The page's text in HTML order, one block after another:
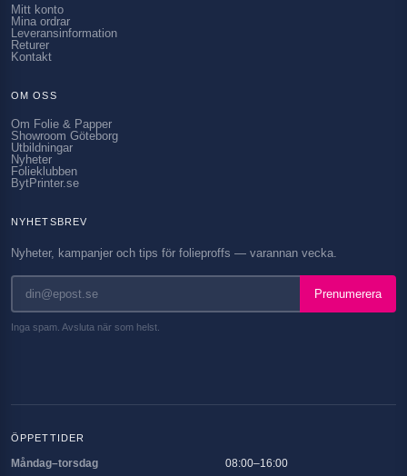
Mitt konto
Mina ordrar
Leveransinformation
Returer
Kontakt
OM OSS
Om Folie & Papper
Showroom Göteborg
Utbildningar
Nyheter
Folieklubben
BytPrinter.se
NYHETSBREV
Nyheter, kampanjer och tips för folieproffs — varannan vecka.
Prenumerera
Inga spam. Avsluta när som helst.
ÖPPETTIDER
Måndag–torsdag 08:00–16:00